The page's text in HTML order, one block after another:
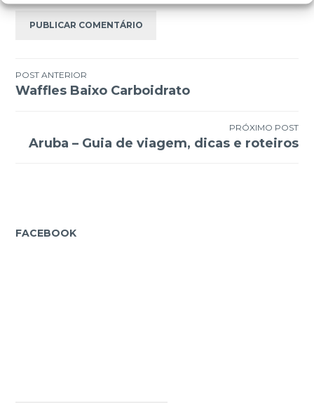
Navegação
Post
POST ANTERIOR
Waffles Baixo Carboidrato
PRÓXIMO POST
Aruba – Guia de viagem, dicas e roteiros
FACEBOOK